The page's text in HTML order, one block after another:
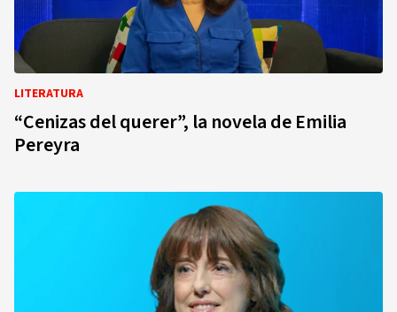
LITERATURA
“Cenizas del querer”, la novela de Emilia
Pereyra